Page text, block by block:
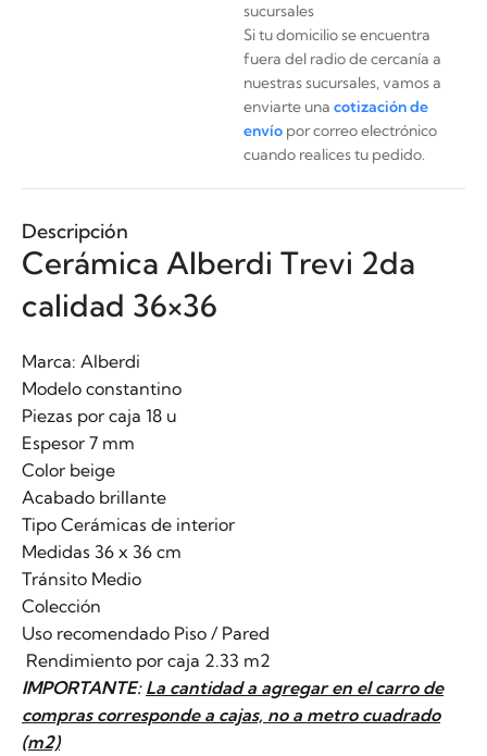
sucursales
Si tu domicilio se encuentra
fuera del radio de cercanía a
nuestras sucursales, vamos a
enviarte una cotización de
envíopor correo electrónico
cuando realices tu pedido.
Descripción
Cerámica Alberdi Trevi 2da
calidad 36×36
Marca: Alberdi
Modelo constantino
Piezas por caja 18 u
Espesor 7 mm
Color beige
Acabado brillante
Tipo Cerámicas de interior
Medidas 36 x 36 cm
Tránsito Medio
Colección
Uso recomendado Piso / Pared
Rendimiento por caja 2.33 m2
IMPORTANTE: La cantidad a agregar en el carro de
compras corresponde a cajas, no a metro cuadrado
(m2)